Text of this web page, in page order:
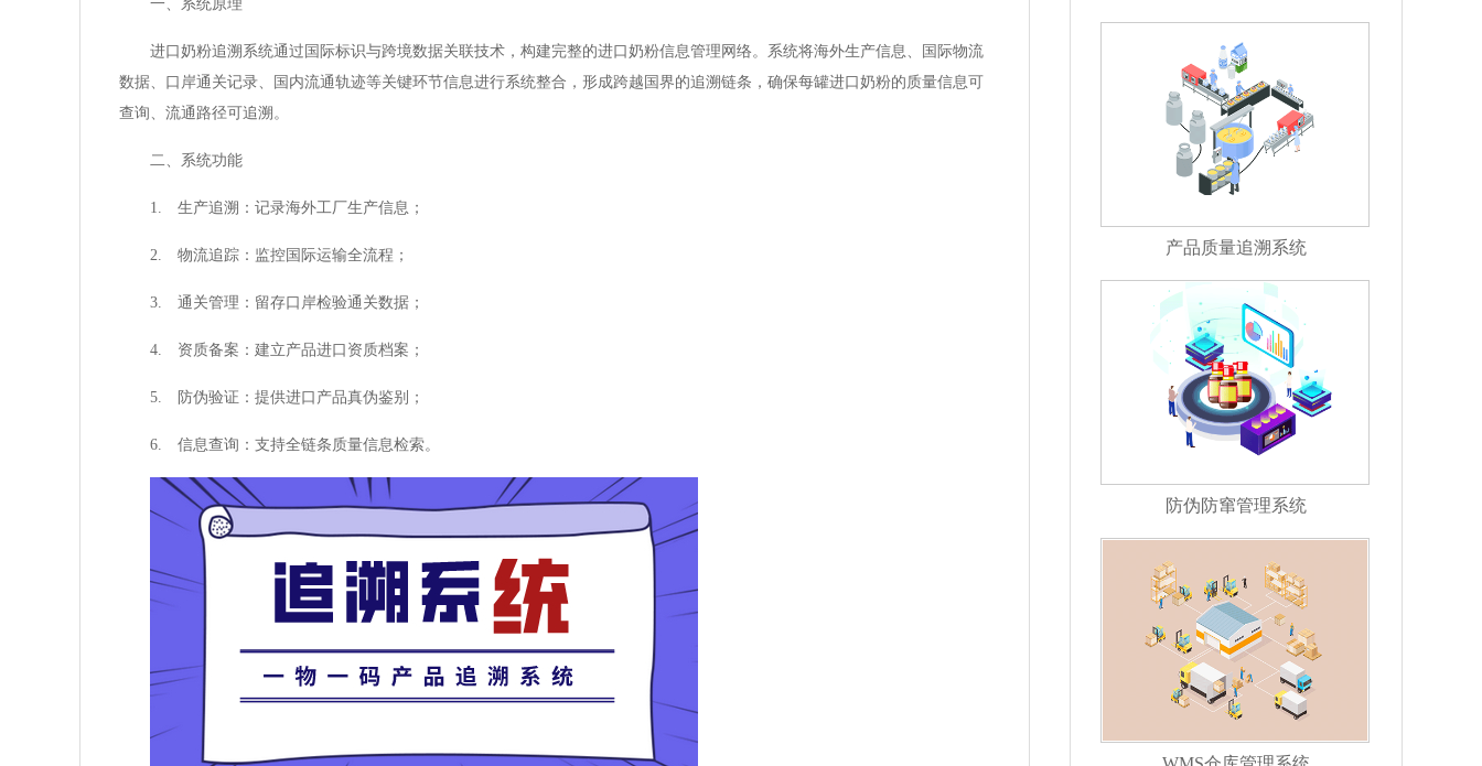
一、系统原理
进口奶粉追溯系统通过国际标识与跨境数据关联技术，构建完整的进口奶粉信息管理网络。系统将海外生产信息、国际物流
数据、口岸通关记录、国内流通轨迹等关键环节信息进行系统整合，形成跨越国界的追溯链条，确保每罐进口奶粉的质量信息可
查询、流通路径可追溯。
二、系统功能
1. 生产追溯：记录海外工厂生产信息；
2. 物流追踪：监控国际运输全流程；
3. 通关管理：留存口岸检验通关数据；
4. 资质备案：建立产品进口资质档案；
5. 防伪验证：提供进口产品真伪鉴别；
6. 信息查询：支持全链条质量信息检索。
信息彼此关联
产品质量追溯系统
防伪防窜管理系统